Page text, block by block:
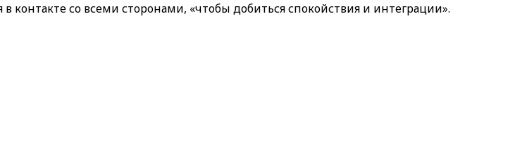
со всеми сторонами, «чтобы добиться спокойствия и интеграции».